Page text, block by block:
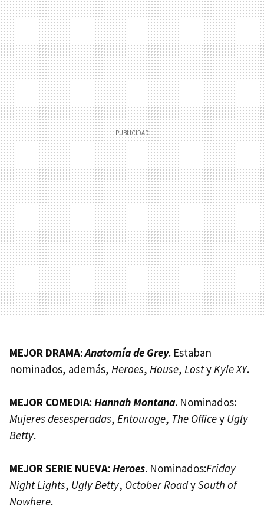
MEJOR DRAMA:Anatomía de Grey. Estaban
nominados, además, Heroes, House, LostyKyle XY.
MEJOR COMEDIA:Hannah Montana. Nominados:
Mujeres desesperadas, Entourage, The Officey Ugly
Betty.
MEJOR SERIE NUEVA:Heroes. Nominados:Friday
Night Lights, Ugly Betty, October RoadySouth of
Nowhere.